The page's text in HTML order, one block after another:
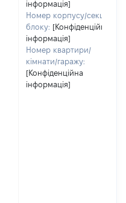
інформація]
Номер корпусу/секції/
блоку: [Конфіденційна
інформація]
Номер квартири/
кімнати/гаражу:
[Конфіденційна
інформація]